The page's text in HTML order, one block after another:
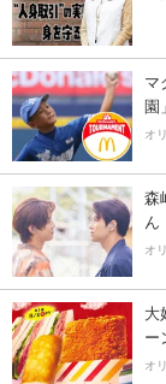
マ
園」
オ
森
ん
オ
大
ー
オ